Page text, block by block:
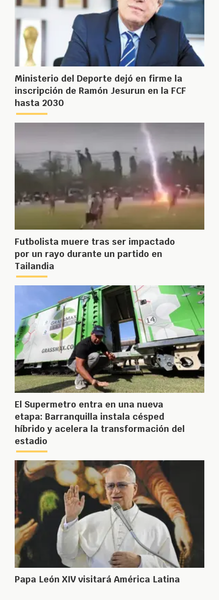
Ministerio del Deporte dejó en firme la
inscripción de Ramón Jesurun en la FCF
hasta 2030
Futbolista muere tras ser impactado
por un rayo durante un partido en
Tailandia
El Supermetro entra en una nueva
etapa: Barranquilla instala césped
híbrido y acelera la transformación del
estadio
Papa León XIV visitará América Latina